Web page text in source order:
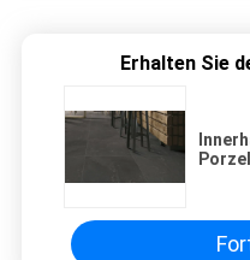
Erhalten Sie